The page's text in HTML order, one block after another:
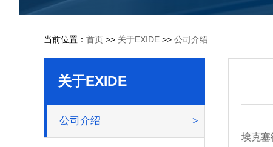
当前位置： 首页 >> 关于EXIDE >> 公司介绍
关于EXIDE
公司介绍
埃克塞